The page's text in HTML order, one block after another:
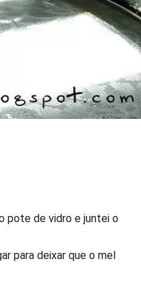
pote de vidro e juntei o
para deixar que o mel